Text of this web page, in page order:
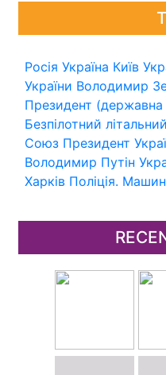
Росія Україна Київ
України Володимир
Президент (державна
Безпілотний
Союз Президент
Володимир Путін
Харків Поліція.